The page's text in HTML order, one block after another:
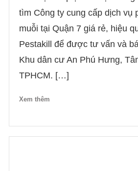
tìm Công ty cung cấp dịch vụ
muỗi tại Quận 7 giá rẻ, hiệu
Pestakill để được tư vấn và
Khu dân cư An Phú Hưng,
TPHCM. […]
Xem thêm